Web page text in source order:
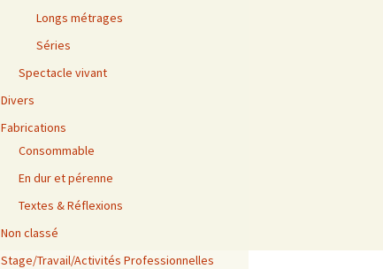
Longs métrages
Séries
Spectacle vivant
Divers
Fabrications
Consommable
En dur et pérenne
Textes & Réflexions
Non classé
Stage/Travail/Activités Professionnelles